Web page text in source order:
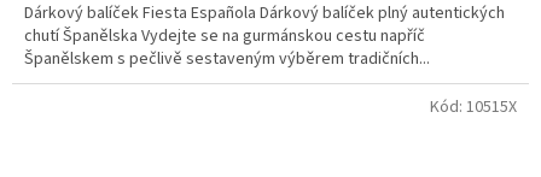
Dárkový balíček Fiesta Española Dárkový balíček plný autentických
chutí Španělska Vydejte se na gurmánskou cestu napříč
Španělskem s pečlivě sestaveným výběrem tradičních...
Kód: 10515X